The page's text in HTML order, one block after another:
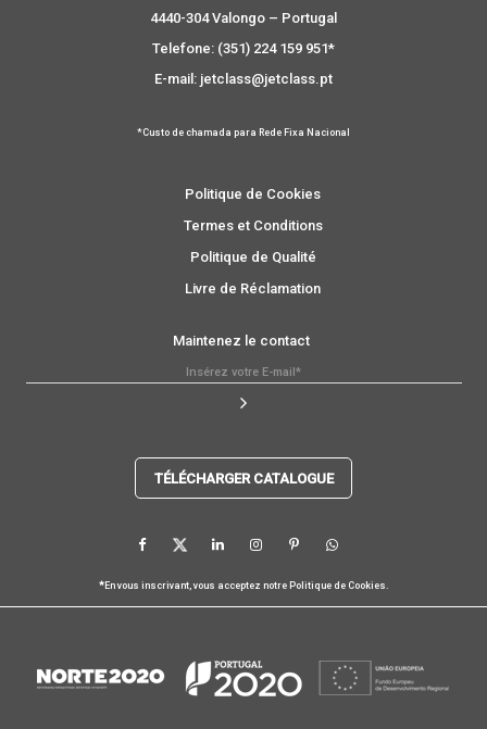
4440-304 Valongo – Portugal
Telefone: (351) 224 159 951*
E-mail: jetclass@jetclass.pt
*Custo de chamada para Rede Fixa Nacional
Politique de Cookies
Termes et Conditions
Politique de Qualité
Livre de Réclamation
Maintenez le contact
TÉLÉCHARGER CATALOGUE
*En vous inscrivant, vous acceptez notre Politique de Cookies